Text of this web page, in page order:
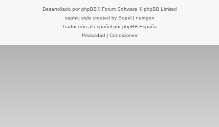
Desarrollado por phpBB® Forum Software © phpBB Limited
saphic style created by Sopel| nextgen
Traducción al español por phpBB España
Privacidad | Condiciones